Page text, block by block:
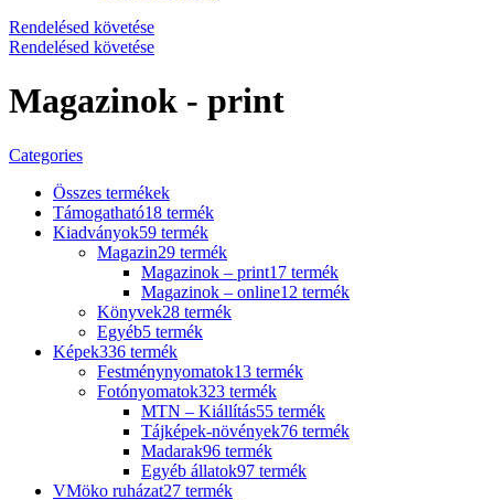
Rendelésed követése
Rendelésed követése
Magazinok - print
Categories
Összes termékek
Támogatható18 termék
Kiadványok59 termék
Magazin29 termék
Magazinok – print17 termék
Magazinok – online12 termék
Könyvek28 termék
Egyéb5 termék
Képek336 termék
Festménynyomatok13 termék
Fotónyomatok323 termék
MTN – Kiállítás55 termék
Tájképek-növények76 termék
Madarak96 termék
Egyéb állatok97 termék
VMöko ruházat27 termék